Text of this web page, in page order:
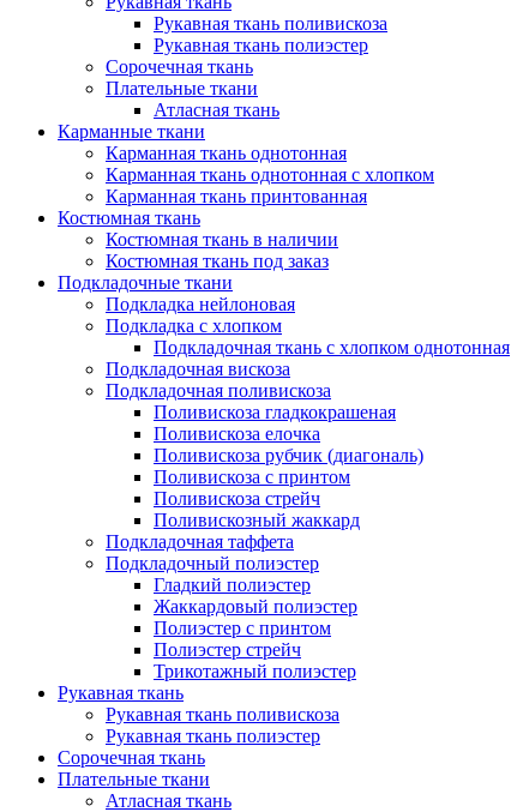
Рукавная ткань поливискоза
Рукавная ткань полиэстер
Сорочечная ткань
Плательные ткани
Атласная ткань
Карманные ткани
Карманная ткань однотонная
Карманная ткань однотонная с хлопком
Карманная ткань принтованная
Костюмная ткань
Костюмная ткань в наличии
Костюмная ткань под заказ
Подкладочные ткани
Подкладка нейлоновая
Подкладка с хлопком
Подкладочная ткань с хлопком однотонная
Подкладочная вискоза
Подкладочная поливискоза
Поливискоза гладкокрашеная
Поливискоза елочка
Поливискоза рубчик (диагональ)
Поливискоза с принтом
Поливискоза стрейч
Поливискозный жаккард
Подкладочная таффета
Подкладочный полиэстер
Гладкий полиэстер
Жаккардовый полиэстер
Полиэстер с принтом
Полиэстер стрейч
Трикотажный полиэстер
Рукавная ткань
Рукавная ткань поливискоза
Рукавная ткань полиэстер
Сорочечная ткань
Плательные ткани
Атласная ткань